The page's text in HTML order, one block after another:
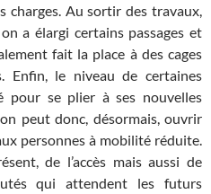
Au sortir des travaux,
a élargi certains passages et
fait la place à des cages
Enfin, le niveau de certaines
pour se plier à ses nouvelles
peut donc, désormais, ouvrir
personnes à mobilité réduite.
de l’accès mais aussi de
qui attendent les futurs